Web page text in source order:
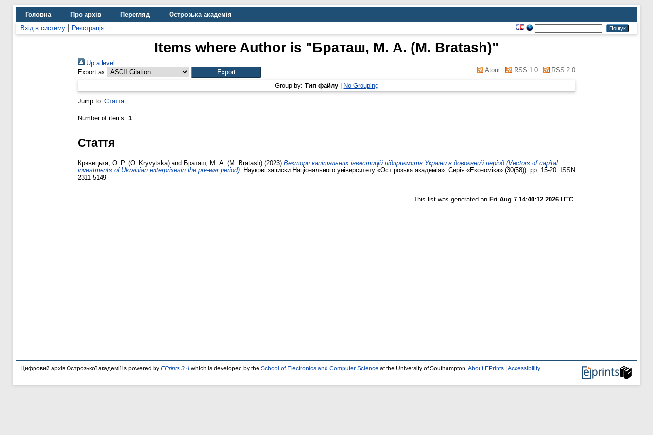
Головна Про архів Перегляд
Острозька академія
Вхід в систему
Реєстрація
Items where Author is "Браташ, М. А. (М. Bratash)"
Up a level
Export as
Atom RSS 1.0 RSS 2.0
Group by: Тип файлу| No Grouping
Jump to: Стаття
Number of items: 1.
Стаття
Кривицька, О. Р. (О. Kryvytska) and Браташ, М. А. (М. Bratash) (2023) Вектори капітальних інвестицій підприємств України в довоєнний період (Vectors of capital
investments of Ukrainian enterprisesin the pre-war period). Наукові записки Національного університету «Ост розька академія». Серія «Економіка» (30(58)). pp. 15-20. ISSN
2311-5149
This list was generated on Fri Aug 7 14:40:12 2026 UTC.
Цифровий архів Острозької академії is powered by EPrints 3.4 which is developed by the School of Electronics and Computer Science at the University of Southampton. About EPrints Accessibility